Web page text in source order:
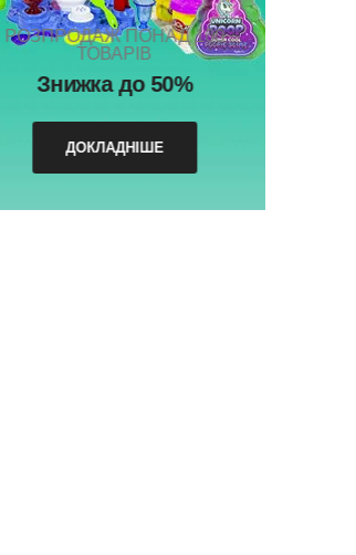
РОЗПРОДАЖ ПОНАД 100
ТОВАРІВ
Знижка до 50%
ДОКЛАДНІШЕ